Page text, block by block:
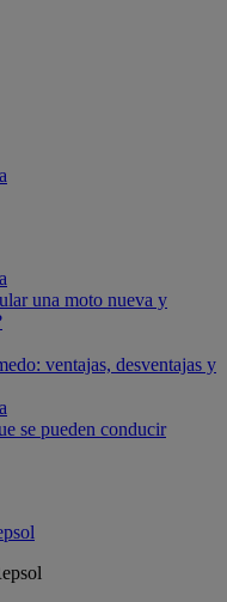
una moto nueva y
ventajas, desventajas y
se pueden conducir